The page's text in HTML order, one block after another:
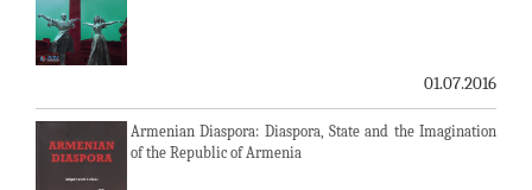
01.07.2016
Armenian Diaspora: Diaspora, State and the Imagination
of the Republic of Armenia